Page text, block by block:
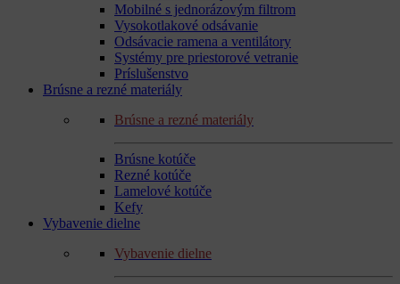
Mobilné s jednorázovým filtrom
Vysokotlakové odsávanie
Odsávacie ramena a ventilátory
Systémy pre priestorové vetranie
Príslušenstvo
Brúsne a rezné materiály
Brúsne a rezné materiály
Brúsne kotúče
Rezné kotúče
Lamelové kotúče
Kefy
Vybavenie dielne
Vybavenie dielne